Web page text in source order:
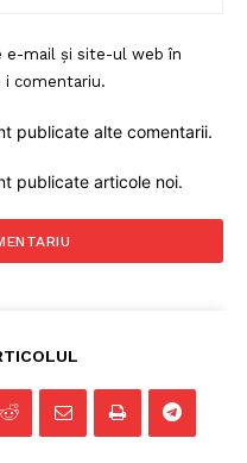
e-mail și site-ul web în
i comentariu.
publicate alte comentarii.
publicate articole noi.